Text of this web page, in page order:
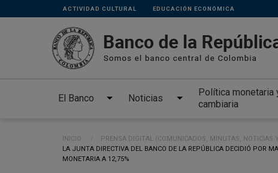
Pasar al contenido principal
Links
secundarios
ACTIVIDAD CULTURAL EDUCACIÓN ECONÓMICA
El Banco Noticias
Política monetaria
cambiaria
Ruta de navegación
INICIO
PRENSA DIGITAL (COMUNICADOS, MINUTAS, NOTICIAS
CURRENT:
LA JUNTA DIRECTIVA DEL BANCO DE LA REPÚBLICA DECIDIÓ POR
MONETARIA A 12,75%